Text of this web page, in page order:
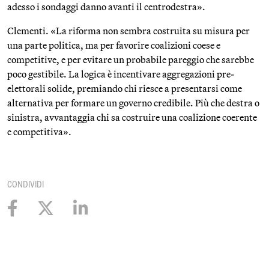
adesso i sondaggi danno avanti il centrodestra».
Clementi. «La riforma non sembra costruita su misura per
una parte politica, ma per favorire coalizioni coese e
competitive, e per evitare un probabile pareggio che sarebbe
poco gestibile. La logica è incentivare aggregazioni pre-
elettorali solide, premiando chi riesce a presentarsi come
alternativa per formare un governo credibile. Più che destra o
sinistra, avvantaggia chi sa costruire una coalizione coerente
e competitiva».
CONDIVIDI